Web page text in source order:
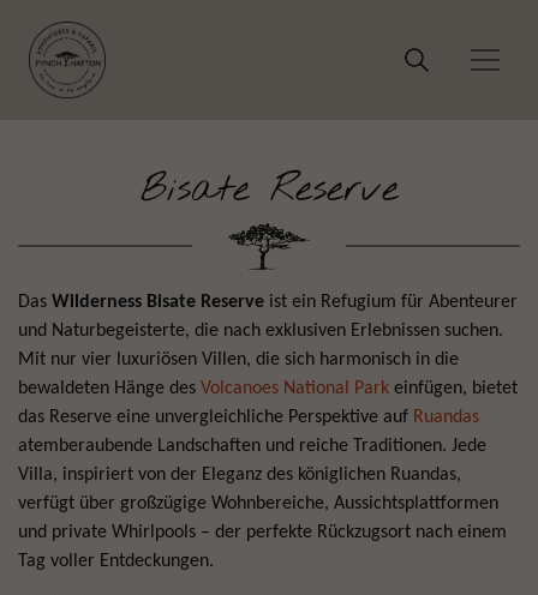
Bisate Reserve
Das Wilderness Bisate Reserve ist ein Refugium für Abenteurer
und Naturbegeisterte, die nach exklusiven Erlebnissen suchen.
Mit nur vier luxuriösen Villen, die sich harmonisch in die
bewaldeten Hänge des Volcanoes National Park einfügen, bietet
das Reserve eine unvergleichliche Perspektive auf Ruandas
atemberaubende Landschaften und reiche Traditionen. Jede
Villa, inspiriert von der Eleganz des königlichen Ruandas,
verfügt über großzügige Wohnbereiche, Aussichtsplattformen
und private Whirlpools – der perfekte Rückzugsort nach einem
Tag voller Entdeckungen.